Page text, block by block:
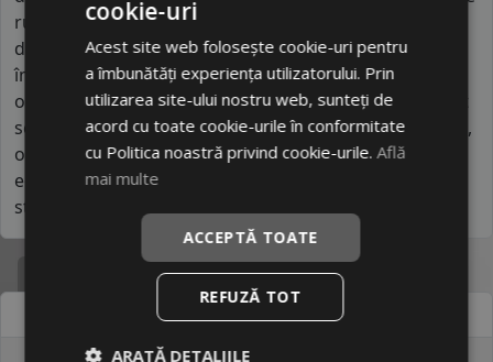
rulare, reducând semnificativ zgomotul de contact. Se
distinge prin utilizarea unor compuși de siliciu care
îmbunătățesc tracțiunea pe suprafețe alunecoase,
oferind o siguranță activă surprinzătoare pentru acest
segment de preț. Este un brand orientat către inovație,
oferind posesorilor de vehicule moderne o alternativă
economică ce nu sacrifică aspectul estetic sau
stabilitatea la viteze ridicate pe autostradă.
Valoare
cookie-uri
Acest site web folosește cookie-uri pentru
a îmbunătăți experiența utilizatorului. Prin
utilizarea site-ului nostru web, sunteți de
acord cu toate cookie-urile în conformitate
cu Politica noastră privind cookie-urile.Află
mai multe
ACCEPTĂ TOATE
REFUZĂ TOT
ARATĂ DETALIILE